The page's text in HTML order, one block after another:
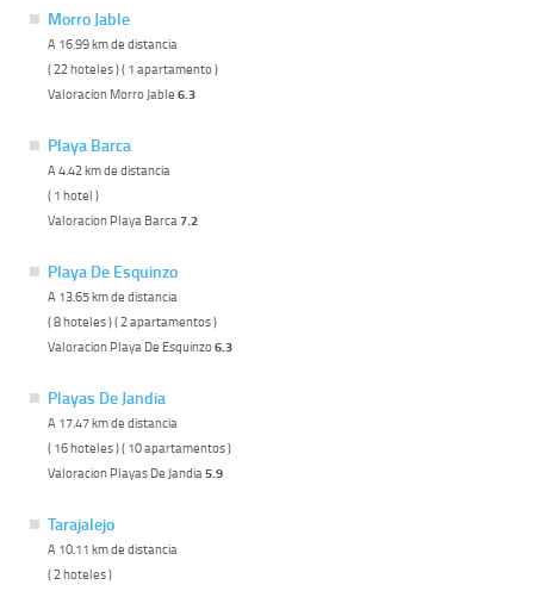
Morro Jable
A 16.99 km de distancia
( 22 hoteles ) ( 1 apartamento )
Valoracion Morro Jable 6.3
Playa Barca
A 4.42 km de distancia
( 1 hotel )
Valoracion Playa Barca7.2
Playa De Esquinzo
A 13.65 km de distancia
( 8 hoteles ) ( 2 apartamentos )
Valoracion Playa De Esquinzo6.3
Playas De Jandia
A 17.47 km de distancia
( 16 hoteles ) ( 10 apartamentos )
Valoracion Playas De Jandia5.9
Tarajalejo
A 10.11 km de distancia
( 2 hoteles )